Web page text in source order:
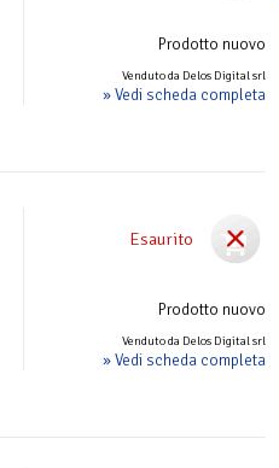
Prodotto nuovo
Venduto da Delos Digital srl
» Vedi scheda completa
Esaurito
Prodotto nuovo
Venduto da Delos Digital srl
» Vedi scheda completa